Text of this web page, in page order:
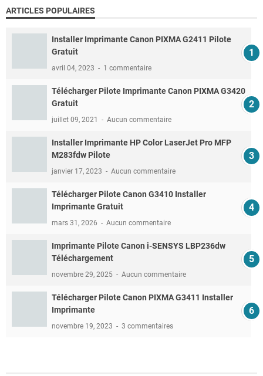
ARTICLES POPULAIRES
Installer Imprimante Canon PIXMA G2411 Pilote
Gratuit
avril 04, 2023 1 commentaire
Télécharger Pilote Imprimante Canon PIXMA G3420
Gratuit
juillet 09, 2021 Aucun commentaire
Installer Imprimante HP Color LaserJet Pro MFP
M283fdw Pilote
janvier 17, 2023 Aucun commentaire
Télécharger Pilote Canon G3410 Installer
Imprimante Gratuit
mars 31, 2026 Aucun commentaire
Imprimante Pilote Canon i-SENSYS LBP236dw
Téléchargement
novembre 29, 2025 Aucun commentaire
Télécharger Pilote Canon PIXMA G3411 Installer
Imprimante
novembre 19, 2023 3 commentaires